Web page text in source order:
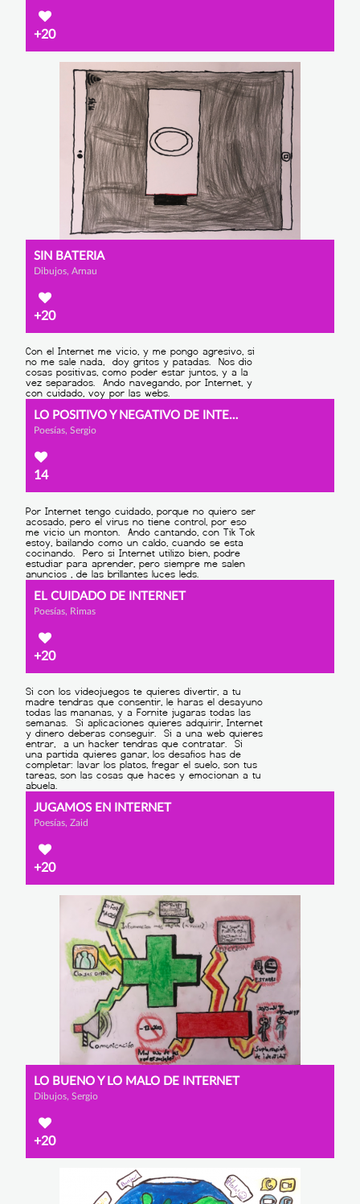
+20
SIN BATERIA
Dibujos, Arnau
+20
LO POSITIVO Y NEGATIVO DE INTERNET
Poesías, Sergio
14
EL CUIDADO DE INTERNET
Poesías, Rimas
+20
JUGAMOS EN INTERNET
Poesías, Zaid
+20
LO BUENO Y LO MALO DE INTERNET
Dibujos, Sergio
+20